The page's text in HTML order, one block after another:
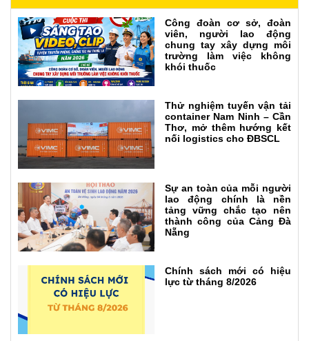
Công đoàn cơ sở, đoàn
viên, người lao động
chung tay xây dựng môi
trường làm việc không
khói thuốc
Thử nghiệm tuyến vận tải
container Nam Ninh – Cần
Thơ, mở thêm hướng kết
nối logistics cho ĐBSCL
Sự an toàn của mỗi người
lao động chính là nền
tảng vững chắc tạo nên
thành công của Cảng Đà
Nẵng
Chính sách mới có hiệu
lực từ tháng 8/2026